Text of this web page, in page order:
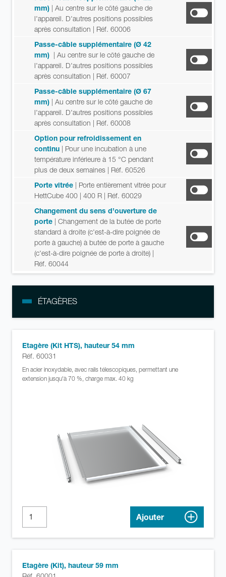
mm) | Au centre sur le côté gauche de
l'appareil. D'autres positions possibles
après consultation | Réf. 60006
Passe-câble supplémentaire (Ø 42
mm) | Au centre sur le côté gauche de
l'appareil. D'autres positions possibles
après consultation | Réf. 60007
Passe-câble supplémentaire (Ø 67
mm) | Au centre sur le côté gauche de
l'appareil. D'autres positions possibles
après consultation | Réf. 60008
Option pour refroidissement en
continu | Pour une incubation à une
température inférieure à 15 °C pendant
plus de deux semaines | Réf. 60526
Porte vitrée | Porte entièrement vitrée pour
HettCube 400 | 400 R | Réf. 60029
Changement du sens d’ouverture de
porte | Changement de la butée de porte
standard à droite (c'est-à-dire poignée de
porte à gauche) à butée de porte à gauche
(c'est-à-dire poignée de porte à droite) |
Réf. 60044
ÉTAGÈRES
Etagère (Kit HTS), hauteur 54 mm
Réf. 60031
En acier inoxydable, avec rails télescopiques, permettant une
extension jusqu'à 70 %, charge max. 40 kg
Ajouter
Etagère (Kit), hauteur 59 mm